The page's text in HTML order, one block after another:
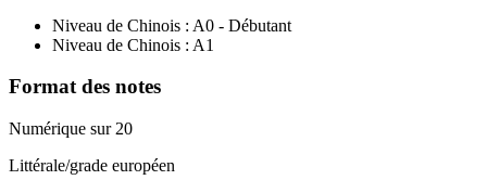
Niveau de Chinois : A0 - Débutant
Niveau de Chinois : A1
Format des notes
Numérique sur 20
Littérale/grade européen